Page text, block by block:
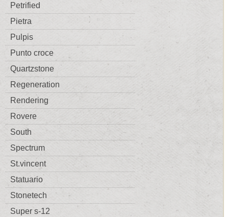
Petrified
Pietra
Pulpis
Punto croce
Quartzstone
Regeneration
Rendering
Rovere
South
Spectrum
St.vincent
Statuario
Stonetech
Super s-12